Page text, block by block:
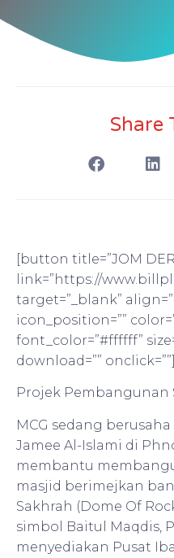
Share
[button title=”JOM
link=”https://
target=”_blank”
icon_position=””
font_color=”#ffffff”
download=”” onclick=””]
Projek Pembangunan
MCG sedang
Jamee Al-Islami di
membantu
masjid berimejkan
Sakhrah (Dome Of
simbol Baitul Maqdis,
menyediakan Pusat